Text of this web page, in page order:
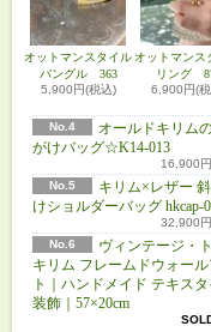
オットマンスタイル
バングル 363
5,900円(税込)
オットマンス
リング
6,900円(
No.4
オールドキリム
がけバッグ☆K14-013
16,900
No.5
キリム×レザー
けショルダーバッグ hkcap-
32,900
No.6
ヴィンテージ・
キリム フレームドウォール
ト｜ハンドメイド テキス
装飾｜57×20cm